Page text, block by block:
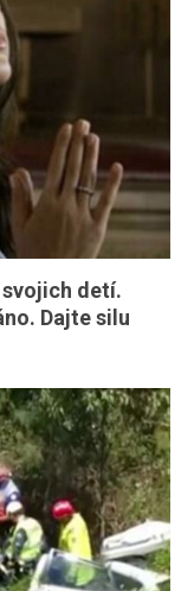
detí.
Dajte silu